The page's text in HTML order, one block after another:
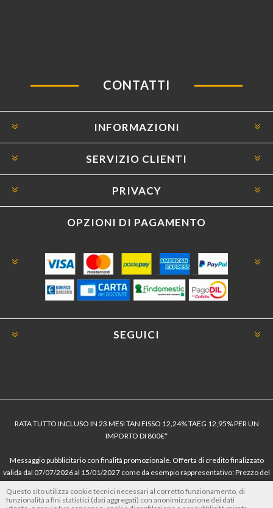
CONTATTI
INFORMAZIONI
SERVIZIO CLIENTI
PRIVACY
OPZIONI DI PAGAMENTO
SEGUICI
RATA TUTTO INCLUSO IN 23 MESI TAN FISSO 12,24% TAEG 12,95% PER UN
IMPORTO DI 800€*
Messaggio pubblicitario con finalità promozionale. Offerta di credito finalizzato
valida dal 07/07/2026 al 15/01/2027 come da esempio rappresentativo: Prezzo del
dell’offerta azzerati. Importo totale del credito € 800. Importo totale dovuto dal
Questo sito utilizza cookie tecnici necessari al corretto funzionamento, di
funzionalità a fini statistici (dati aggregati) con anonimizzazione dei dati